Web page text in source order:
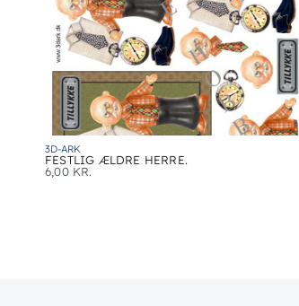
3D-ARK
FESTLIG ÆLDRE HERRE.
6,00 KR.